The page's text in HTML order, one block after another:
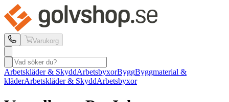
Varukorg
Arbetskläder & SkyddArbetsbyxorByggByggmaterial &
kläderArbetskläder & SkyddArbetsbyxor